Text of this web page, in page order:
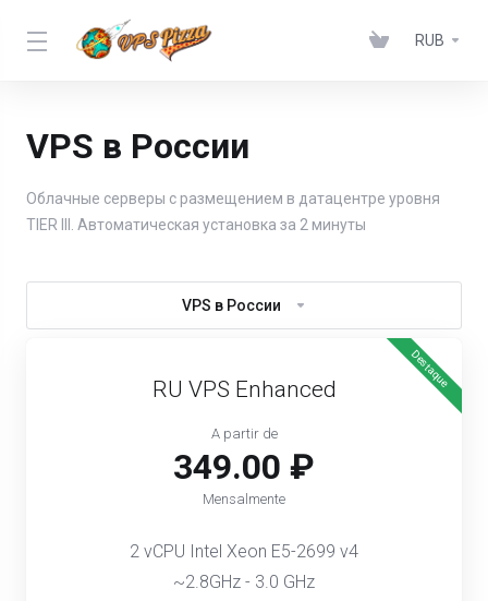
RUB
VPS в России
Облачные серверы с размещением в датацентре уровня
TIER III. Автоматическая установка за 2 минуты
VPS в России
Destaque
RU VPS Enhanced
A partir de
349.00 ₽
Mensalmente
2 vCPU Intel Xeon E5-2699 v4
~2.8GHz - 3.0 GHz